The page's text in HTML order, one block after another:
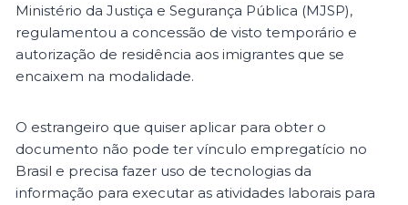
Ministério da Justiça e Segurança Pública (MJSP),
regulamentou a concessão de visto temporário e
autorização de residência aos imigrantes que se
encaixem na modalidade.
O estrangeiro que quiser aplicar para obter o
documento não pode ter vínculo empregatício no
Brasil e precisa fazer uso de tecnologias da
informação para executar as atividades laborais para